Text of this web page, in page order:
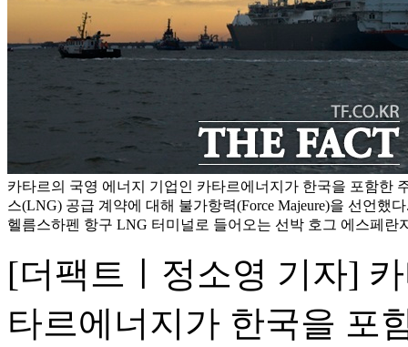
카타르의 국영 에너지 기업인 카타르에너지가 한국을 포함한
스(LNG) 공급 계약에 대해 불가항력(Force Majeure)을 선언했
헬름스하펜 항구 LNG 터미널로 들어오는 선박 호그 에스페란
[더팩트ㅣ정소영 기자]
타르에너지가 한국을 포